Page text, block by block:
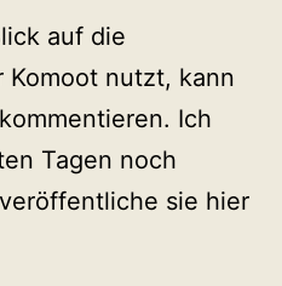
auf die
Komoot nutzt, kann
Ich
Tagen noch
sie hier